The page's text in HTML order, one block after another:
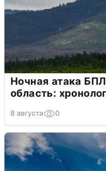
Ночная атака
область:
8 августа 0